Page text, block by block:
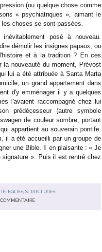
(ou quelque chose comme
« psychiatriques », aimant le
choses se sont passées.
posé à nouveau.
démolir les insignes papaux, ou
et à la tradition ? En ces
la nouveauté du moment, Prévost
lui a été attribuée à Santa Marta
un grand appartement dans
d'y emménager il y a quelques
l'avaient raccompagné chez lui
prédécesseur (autre symbole
de couleur sombre, portant
appartient au souverain pontife.
il a été accueilli par un groupe de
une Bible. Il en plaisante : « Je
». Puis il est rentré chez
, EGLISE, STRUCTURES
COMMENTAIRE